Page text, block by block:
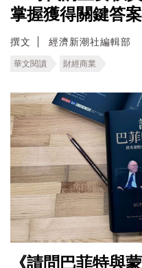
掌握獲得關鍵答
撰文 經濟新潮社編輯部
華文閱讀 財經商業
《請問巴菲特與